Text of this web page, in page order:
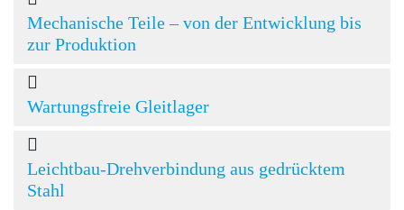
Mechanische Teile – von der Entwicklung bis
zur Produktion
Wartungsfreie Gleitlager
Leichtbau-Drehverbindung aus gedrücktem
Stahl